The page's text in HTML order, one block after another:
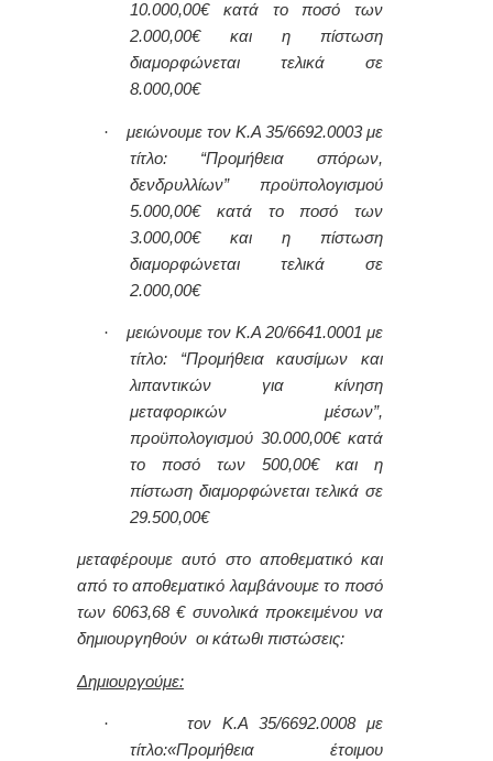
10.000,00€ κατά το ποσό των
2.000,00€ και η πίστωση
διαμορφώνεται τελικά σε
8.000,00€
· μειώνουμε τον Κ.Α35/6692.0003με
τίτλο: “Προμήθεια σπόρων,
δενδρυλλίων” προϋπολογισμού
5.000,00€ κατά το ποσό των
3.000,00€ και η πίστωση
διαμορφώνεται τελικά σε
2.000,00€
· μειώνουμε τον Κ.Α20/6641.0001 με
τίτλο: “Προμήθειακαυσίμων και
λιπαντικών για κίνηση
μεταφορικών μέσων”,
προϋπολογισμού 30.000,00€ κατά
το ποσό των 500,00€ και η
πίστωση διαμορφώνεται τελικά σε
29.500,00€
μεταφέρουμε αυτό στο αποθεματικό και
από το αποθεματικό λαμβάνουμε το ποσό
των6063,68 € συνολικά προκειμένου να
δημιουργηθούν οι κάτωθι πιστώσεις:
Δημιουργούμε:
·
τον Κ.Α 35/6692.0008 με
τίτλο:«Προμήθεια έτοιμου